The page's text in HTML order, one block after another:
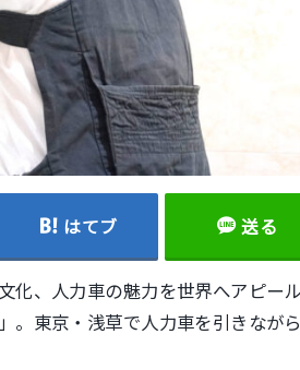
はてブ 送る
化、人力車の魅力を世界へアピー
東京・浅草で人力車を引きなが